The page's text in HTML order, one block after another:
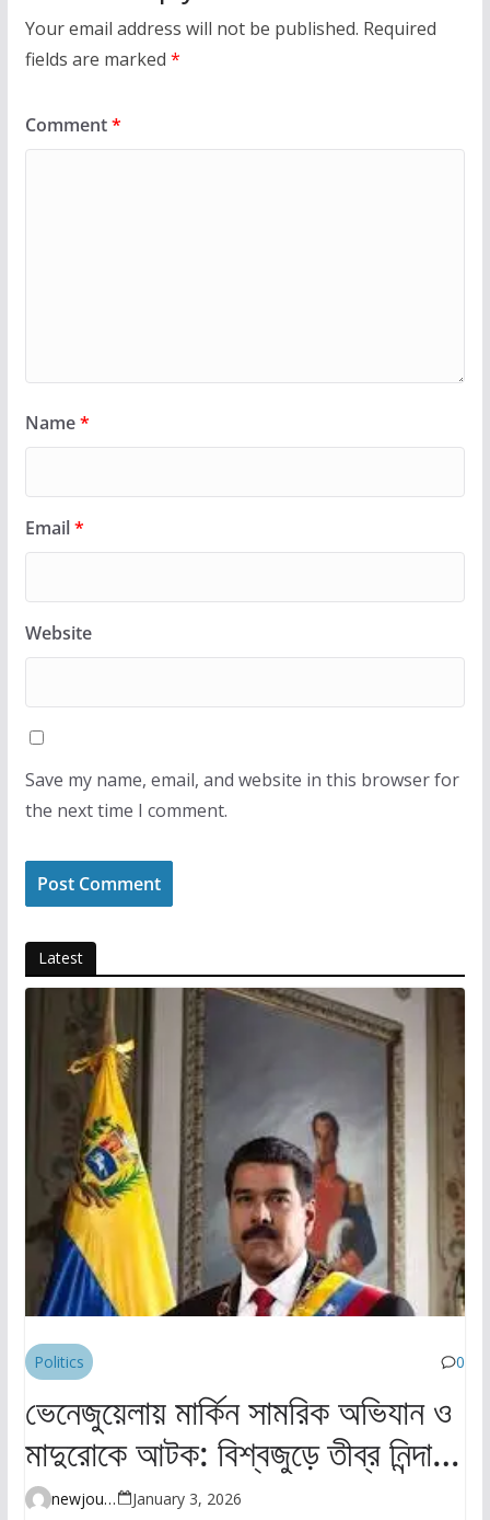
Your email address will not be published. Required
fields are marked *
Comment*
Name*
Email*
Website
Save my name, email, and website in this browser for
the next time I comment.
Latest
Politics 0
ভেনেজুয়েলায় মার্কিন সামরিক অভিযান ও
মাদুরোকে আটক: বিশ্বজুড়ে তীব্র নিন্দা ও
উদ্বেগ newjourney4045@gmail.com
January 3, 2026